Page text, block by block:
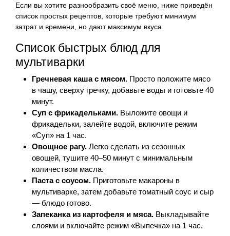
Если вы хотите разнообразить своё меню, ниже приведён
список простых рецептов, которые требуют минимум
затрат и времени, но дают максимум вкуса.
Список быстрых блюд для
мультиварки
Гречневая каша с мясом. Просто положите мясо
в чашу, сверху гречку, добавьте воды и готовьте 40
минут.
Суп с фрикадельками. Выложите овощи и
фрикадельки, залейте водой, включите режим
«Суп» на 1 час.
Овощное рагу. Легко сделать из сезонных
овощей, тушите 40–50 минут с минимальным
количеством масла.
Паста с соусом. Приготовьте макароны в
мультиварке, затем добавьте томатный соус и сыр
— блюдо готово.
Запеканка из картофеля и мяса. Выкладывайте
слоями и включайте режим «Выпечка» на 1 час.